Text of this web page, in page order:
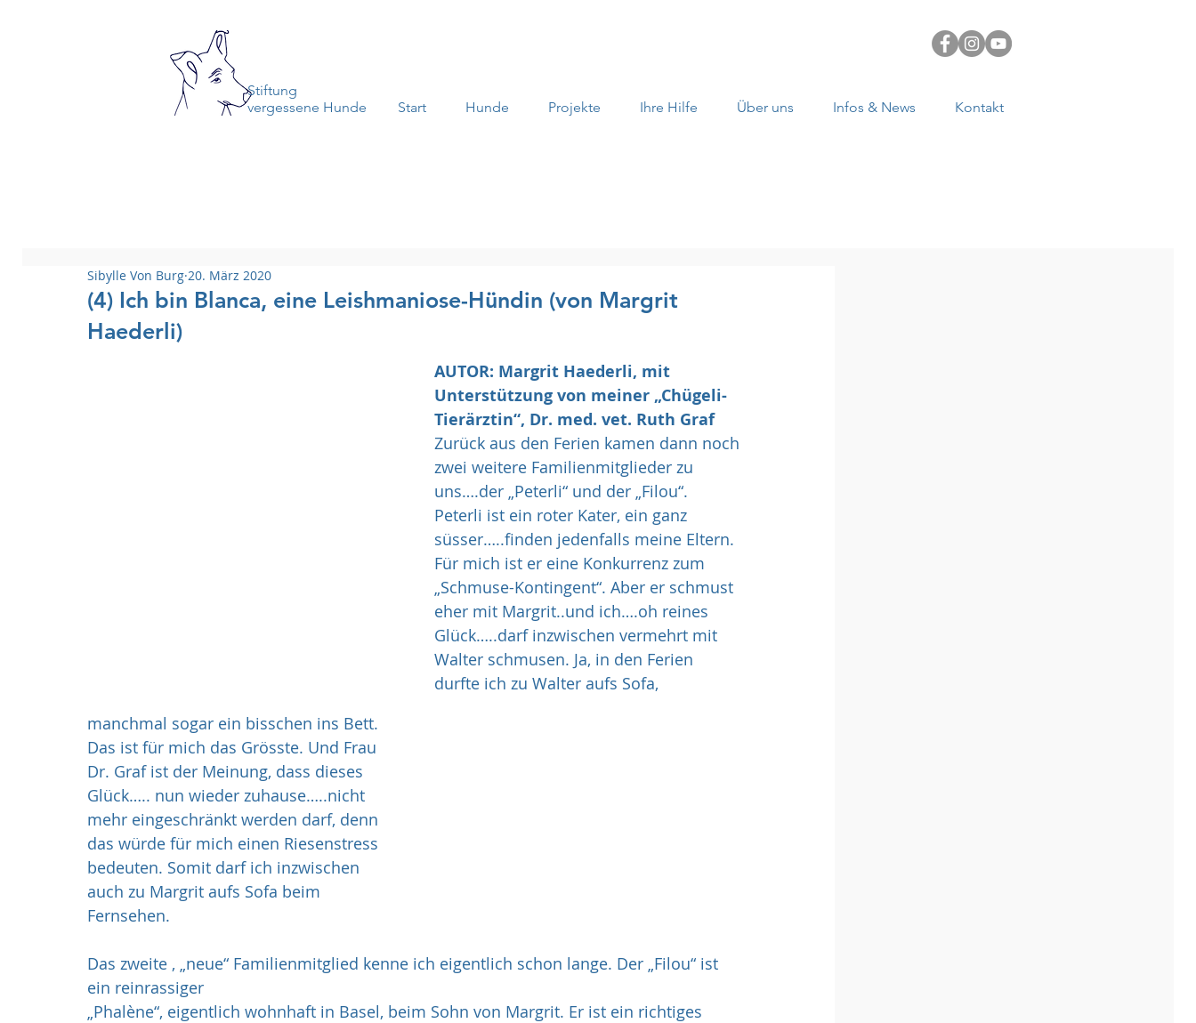
Stiftung
vergessene Hunde
Start Hunde Projekte Ihre Hilfe Über uns Infos & News Kontakt
(4) Ich bin Blanca, eine Leishmaniose-Hündin (von Margrit
Haederli)
Sibylle Von Burg 20. März 2020
AUTOR: Margrit Haederli, mit
Unterstützung von meiner „Chügeli-
Tierärztin“, Dr. med. vet. Ruth Graf
Zurück aus den Ferien kamen dann noch
zwei weitere Familienmitglieder zu
uns….der „Peterli“ und der „Filou“.
Peterli ist ein roter Kater, ein ganz
süsser…..finden jedenfalls meine Eltern.
Für mich ist er eine Konkurrenz zum
„Schmuse-Kontingent“. Aber er schmust
eher mit Margrit..und ich….oh reines
Glück…..darf inzwischen vermehrt mit
Walter schmusen. Ja, in den Ferien
durfte ich zu Walter aufs Sofa,
manchmal sogar ein bisschen ins Bett.
Das ist für mich das Grösste. Und Frau
Dr. Graf ist der Meinung, dass dieses
Glück….. nun wieder zuhause…..nicht
mehr eingeschränkt werden darf, denn
das würde für mich einen Riesenstress
bedeuten. Somit darf ich inzwischen
auch zu Margrit aufs Sofa beim
Fernsehen.
Das zweite , „neue“ Familienmitglied kenne ich eigentlich schon lange. Der „Filou“ ist
ein reinrassiger
„Phalène“, eigentlich wohnhaft in Basel, beim Sohn von Margrit. Er ist ein richtiges